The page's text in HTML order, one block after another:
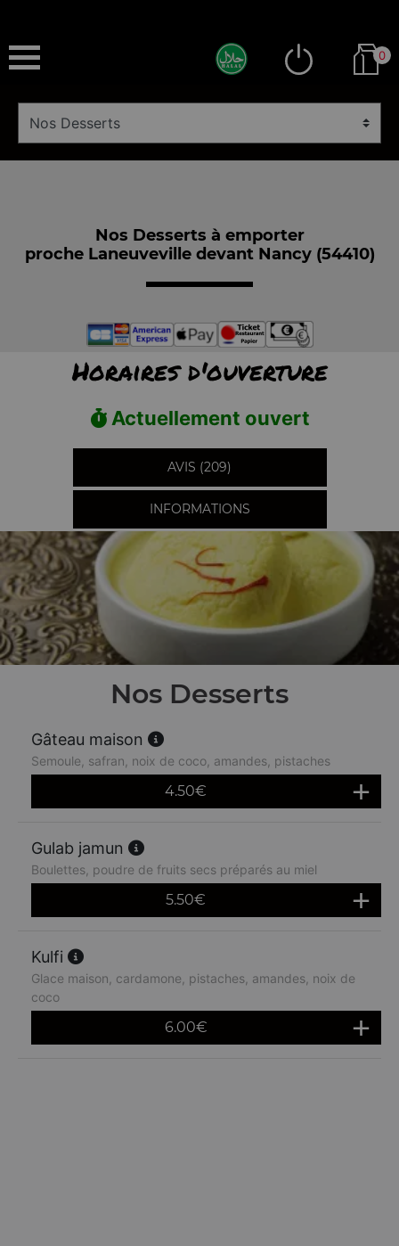
0
Nos Desserts à emporter
proche Laneuveville devant Nancy (54410)
Horaires d'ouverture
Actuellement ouvert
AVIS (209)
INFORMATIONS
Nos Desserts
Gâteau maison
Semoule, safran, noix de coco, amandes, pistaches
4.50€
Gulab jamun
Boulettes, poudre de fruits secs préparés au miel
5.50€
Kulfi
Glace maison, cardamone, pistaches, amandes, noix de
coco
6.00€